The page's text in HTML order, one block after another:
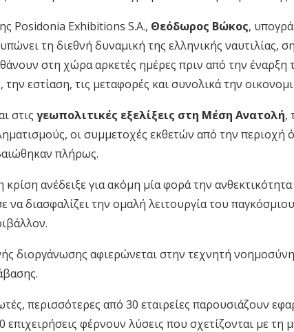
Posidonia Exhibitions S.A., Θεόδωρος Βώκος,
τη διεθνή δυναμική της ελληνικής ναυτιλίας,
στη χώρα αρκετές ημέρες πριν από την έναρξη
εστίαση, τις μεταφορές και συνολικά την
στις γεωπολιτικές εξελίξεις στη Μέση Ανατολή,
οι συμμετοχές εκθετών από την περιοχή
πλήρως.
ανέδειξε για ακόμη μία φορά την ανθεκτικότητα
να διασφαλίζει την ομαλή λειτουργία του
διοργάνωσης αφιερώνεται στην τεχνητή νοημοσύνη
περισσότερες από 30 εταιρείες παρουσιάζουν
επιχειρήσεις φέρνουν λύσεις που σχετίζονται με